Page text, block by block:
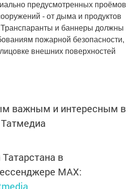
предусмотренных проёмов
- от дыма и продуктов
и баннеры должны
пожарной безопасности,
внешних поверхностей
важным и интересным в
Татмедиа
в
MАХ: